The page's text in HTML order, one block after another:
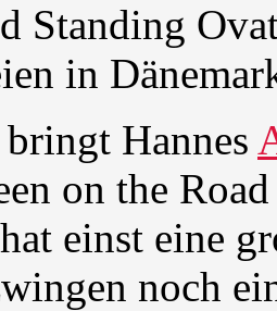
Standing
in
Hannes
on the
einst eine
noch